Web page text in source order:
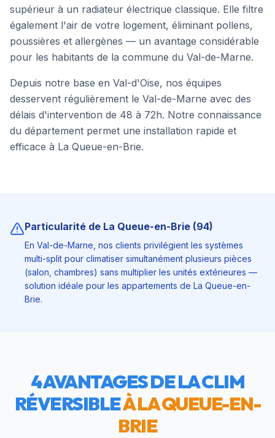
supérieur à un radiateur électrique classique. Elle filtre
également l'air de votre logement, éliminant pollens,
poussières et allergènes — un avantage considérable
pour les habitants de la commune du Val-de-Marne.
Depuis notre base en Val-d'Oise, nos équipes
desservent régulièrement le Val-de-Marne avec des
délais d'intervention de 48 à 72h. Notre connaissance
du département permet une installation rapide et
efficace à La Queue-en-Brie.
Particularité de La Queue-en-Brie (94)
En Val-de-Marne, nos clients privilégient les systèmes
multi-split pour climatiser simultanément plusieurs pièces
(salon, chambres) sans multiplier les unités extérieures —
solution idéale pour les appartements de La Queue-en-
Brie.
4 AVANTAGES DE LA CLIM
RÉVERSIBLEÀLA QUEUE-EN-
BRIE